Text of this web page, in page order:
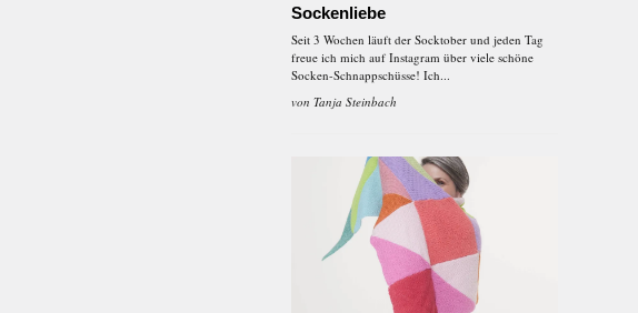
Sockenliebe
Seit 3 Wochen läuft der Socktober und jeden Tag
freue ich mich auf Instagram über viele schöne
Socken-Schnappschüsse! Ich...
von Tanja Steinbach